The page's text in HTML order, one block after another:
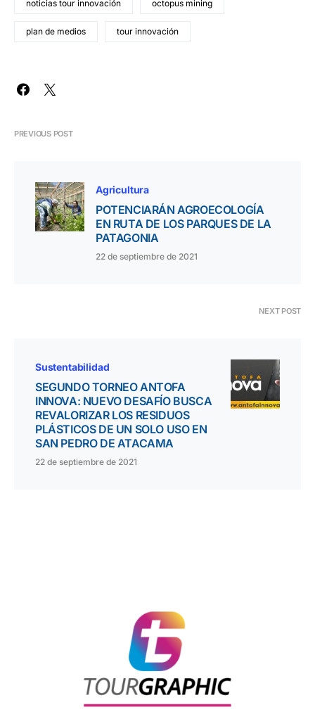
noticias tour innovación octopus mining
plan de medios tour innovación
PREVIOUS POST
Agricultura
POTENCIARÁN AGROECOLOGÍA
EN RUTA DE LOS PARQUES DE LA
PATAGONIA
22 de septiembre de 2021
NEXT POST
Sustentabilidad
SEGUNDO TORNEO ANTOFA
INNOVA: NUEVO DESAFÍO BUSCA
REVALORIZAR LOS RESIDUOS
PLÁSTICOS DE UN SOLO USO EN
SAN PEDRO DE ATACAMA
22 de septiembre de 2021